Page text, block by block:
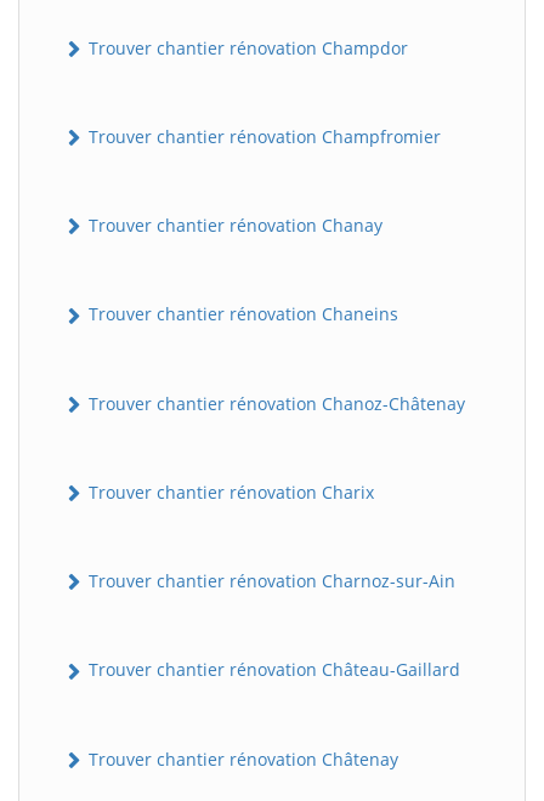
Trouver chantier rénovation Champdor
Trouver chantier rénovation Champfromier
Trouver chantier rénovation Chanay
Trouver chantier rénovation Chaneins
Trouver chantier rénovation Chanoz-Châtenay
Trouver chantier rénovation Charix
Trouver chantier rénovation Charnoz-sur-Ain
Trouver chantier rénovation Château-Gaillard
Trouver chantier rénovation Châtenay